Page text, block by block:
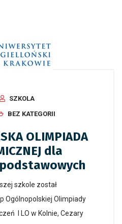
SZKOLA
BEZ KATEGORII
OLIMPIADA
dla
szkole został
Ogólnopolskiej Olimpiady
I LO w Kolnie, Cezary